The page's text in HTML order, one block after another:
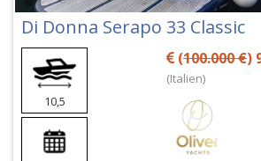
Di Donna Serapo 33 Classic
10,5
(100.000 €)
(Italien)